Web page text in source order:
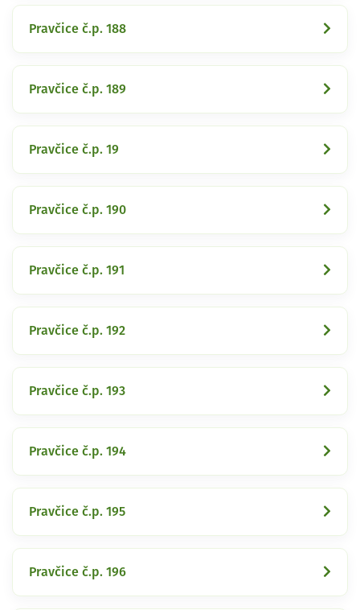
Pravčice č.p. 188
Pravčice č.p. 189
Pravčice č.p. 19
Pravčice č.p. 190
Pravčice č.p. 191
Pravčice č.p. 192
Pravčice č.p. 193
Pravčice č.p. 194
Pravčice č.p. 195
Pravčice č.p. 196